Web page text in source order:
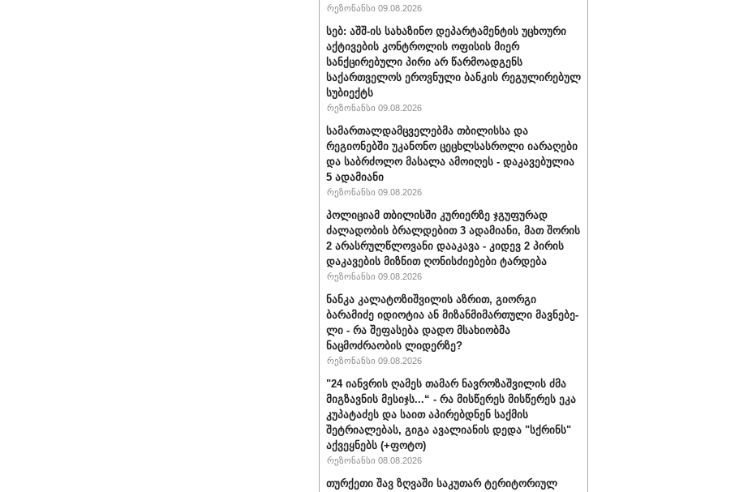
რეზონანსი 09.08.2026
სებ: აშშ-ის სახაზინო დეპარტამენტის უცხოური
აქტივების კონტროლის ოფისის მიერ
სანქცირებული პირი არ წარმოადგენს
საქართველოს ეროვნული ბანკის რეგულირებულ
სუბიექტს
რეზონანსი 09.08.2026
სამართალდამცველებმა თბილისსა და
რეგიონებში უკანონო ცეცხლსასროლი იარაღები
და საბრძოლო მასალა ამოიღეს - დაკავებულია
5 ადამიანი
რეზონანსი 09.08.2026
პოლიციამ თბილისში კურიერზე ჯგუფურად
ძალადობის ბრალდებით 3 ადამიანი, მათ შორის
2 არასრულწლოვანი დააკავა - კიდევ 2 პირის
დაკავების მიზნით ღონისძიებები ტარდება
რეზონანსი 09.08.2026
ნანკა კალატოზიშვილის აზრით, გიორგი
ბარამიძე იდიოტია ან მი­ზან­მი­მარ­თუ­ლი მავ­ნე­ბე­
ლი - რა შეფასება დადო მსახიობმა
ნაცმოძრაობის ლიდერზე?
რეზონანსი 09.08.2026
"24 იანვრის ღამეს თამარ ნავროზაშვილის ძმა
მიგზავნის მესიჯს...“ - რა მისწერეს მისწერეს ეკა
კუპატაძეს და საით აპირებდნენ საქმის
შეტრიალებას, გიგა ავალიანის დედა "სქრინს"
აქვეყნებს (+ფოტო)
რეზონანსი 08.08.2026
თურქეთი შავ ზღვაში საკუთარ ტერიტორიულ